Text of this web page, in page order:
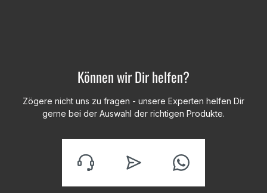
Können wir Dir helfen?
Zögere nicht uns zu fragen - unsere Experten helfen Dir
gerne bei der Auswahl der richtigen Produkte.